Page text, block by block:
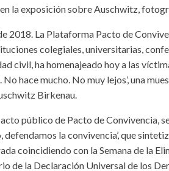
la exposición sobre Auschwitz,
2018. La Plataforma Pacto de
colegiales, universitarias,
civil, ha homenajeado hoy a las
No hace mucho. No muy lejos’, una
Birkenau.
público de Pacto de Convivencia,
defendamos la convivencia’, que
coincidiendo con la Semana de la
de la Declaración Universal de los